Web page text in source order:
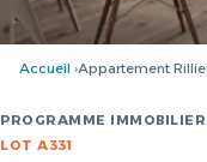
Accueil Appartement
PROGRAMME IMMOBILIER
LOT A331